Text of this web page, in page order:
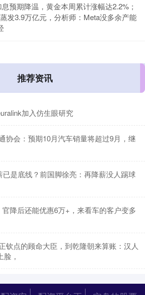
预期降温，黄金本周累计涨幅达2.2%；
发3.9万亿元，分析师：Meta没多余产能
推荐资讯
加入仿生眼研究
协会：预期10月汽车销量将超过9月，继
是底线？前国脚徐亮：再降薪没人踢球
降后还能优惠6万+，来看车的客户变多
钦点的顾命大臣，到乾隆朝来算账：汉人
，